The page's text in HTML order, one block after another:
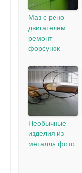
Маз с рено
двигателем
ремонт
форсунок
Необычные
изделия из
металла фото